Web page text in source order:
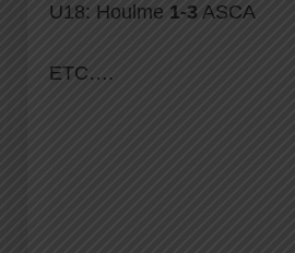
U18: Houlme 1-3 ASCA
ETC….